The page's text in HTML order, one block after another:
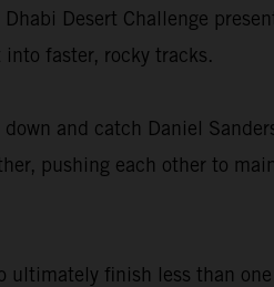
Desert Challenge
faster, rocky tracks.
and catch Daniel
pushing each other to
ultimately finish less than